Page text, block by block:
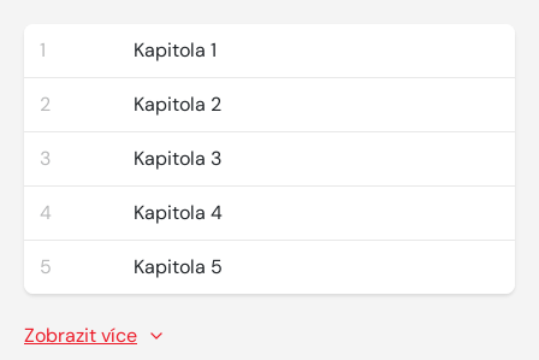
1 Kapitola 1
2 Kapitola 2
3 Kapitola 3
4 Kapitola 4
5 Kapitola 5
Zobrazit více